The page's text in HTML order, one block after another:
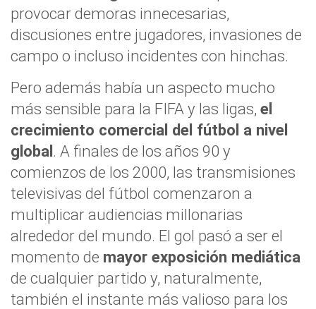
provocar demoras innecesarias,
discusiones entre jugadores, invasiones de
campo o incluso incidentes con hinchas.
Pero además había un aspecto mucho
más sensible para la FIFA y las ligas, el
crecimiento comercial del fútbol a nivel
global. A finales de los años 90 y
comienzos de los 2000, las transmisiones
televisivas del fútbol comenzaron a
multiplicar audiencias millonarias
alrededor del mundo. El gol pasó a ser el
momento de mayor exposición mediática
de cualquier partido y, naturalmente,
también el instante más valioso para los